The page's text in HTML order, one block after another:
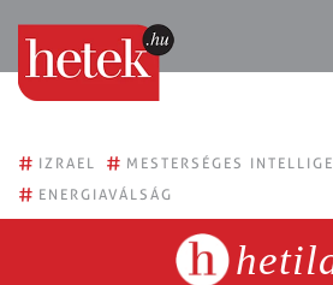
# IZRAEL # MESTERSÉGES
# ENERGIAVÁLSÁG